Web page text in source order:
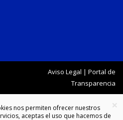
Aviso Legal | Portal de
Transparencia
×
nos permiten ofrecer nuestros
aceptas el uso que hacemos de